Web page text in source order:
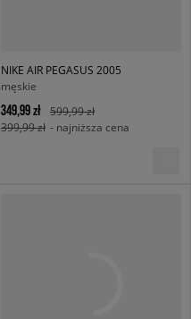
NIKE AIR PEGASUS 2005
męskie
349,99 zł
599,99 zł
399,99 zł - najniższa cena